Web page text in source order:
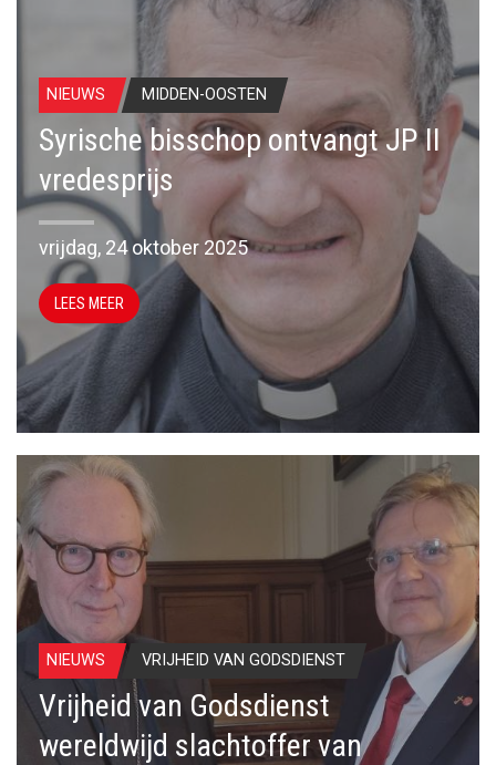
NIEUWS MIDDEN-OOSTEN
Syrische bisschop ontvangt JP II
vredesprijs
vrijdag, 24 oktober 2025
LEES MEER
NIEUWS VRIJHEID VAN GODSDIENST
Vrijheid van Godsdienst
wereldwijd slachtoffer van